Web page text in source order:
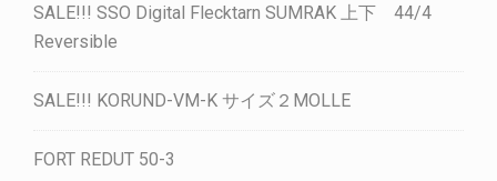
SALE!!! SSO Digital Flecktarn SUMRAK 上下 44/4
Reversible
SALE!!! KORUND-VM-K サイズ２MOLLE
FORT REDUT 50-3